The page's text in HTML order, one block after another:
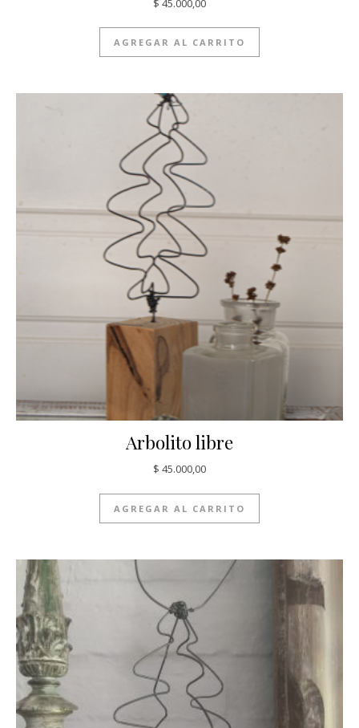
$ 45.000,00
AGREGAR AL CARRITO
Arbolito libre
$ 45.000,00
AGREGAR AL CARRITO